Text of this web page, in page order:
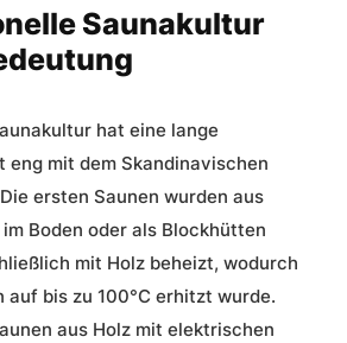
Saunakultur
hat eine lange
eng mit dem Skandinavischen
ersten Saunen wurden aus
Boden oder als Blockhütten
mit Holz beheizt, wodurch
auf bis zu 100°C erhitzt wurde.
aus Holz mit elektrischen